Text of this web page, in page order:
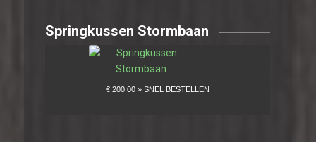
Springkussen Stormbaan